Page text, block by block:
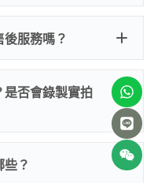
服務嗎？
非人
故我們只收更換配件
是否會錄製實拍
QC 品
些？